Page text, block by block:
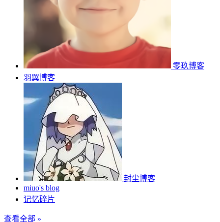
零玖博客
羽翼博客
封尘博客
miuo's blog
记忆碎片
查看全部 »